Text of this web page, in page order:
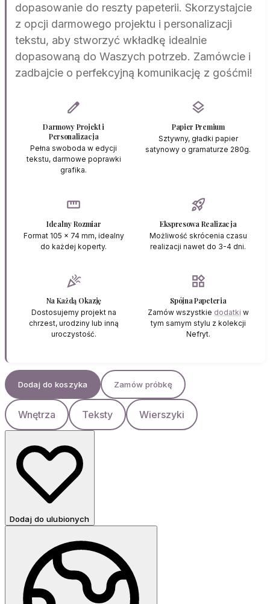
dopasowanie do reszty papeterii. Skorzystajcie
z opcji darmowego projektu i personalizacji
tekstu, aby stworzyć wkładkę idealnie
dopasowaną do Waszych potrzeb. Zamówcie i
zadbajcie o perfekcyjną komunikację z gośćmi!
edit
Darmowy Projekt i
Personalizacja
Pełna swoboda w edycji
tekstu, darmowe poprawki
grafika.
layers
Papier Premium
Sztywny, gładki papier
satynowy o gramaturze 280g.
straighten
Idealny Rozmiar
Format 105 x 74 mm, idealny
do każdej koperty.
rocket_launch
Ekspresowa Realizacja
Możliwość skrócenia czasu
realizacji nawet do 3-4 dni.
celebration
Na Każdą Okazję
Dostosujemy projekt na
chrzest, urodziny lub inną
uroczystość.
widgets
Spójna Papeteria
Zamów wszystkie dodatki w
tym samym stylu z kolekcji
Nefryt.
Dodaj do koszyka Zamów próbkę
Wnętrza Teksty Wierszyki
Dodaj do ulubionych